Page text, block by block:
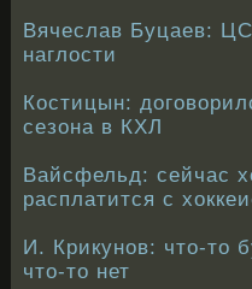
Вячеслав Буцаев:
наглости
Костицын:
сезона в КХЛ
Вайсфельд: сейчас
расплатится с
И. Крикунов: что-то
что-то нет